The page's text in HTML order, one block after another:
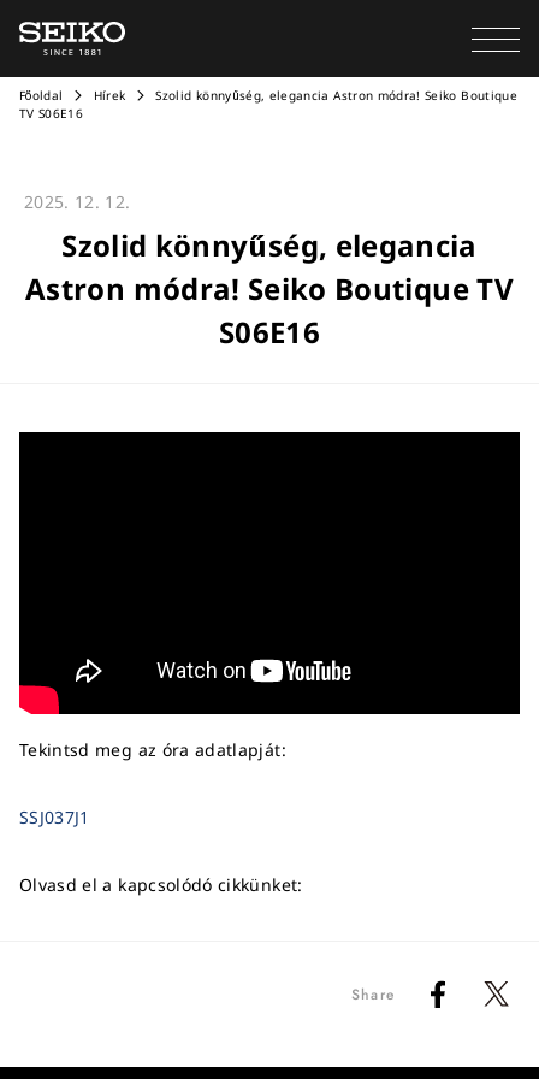
Főoldal Hírek
Szolid könnyűség, elegancia Astron módra! Seiko Boutique
TV S06E16
2025. 12. 12.
Szolid könnyűség, elegancia
Astron módra! Seiko Boutique TV
S06E16
Tekintsd meg az óra adatlapját:
SSJ037J1
Olvasd el a kapcsolódó cikkünket:
Share